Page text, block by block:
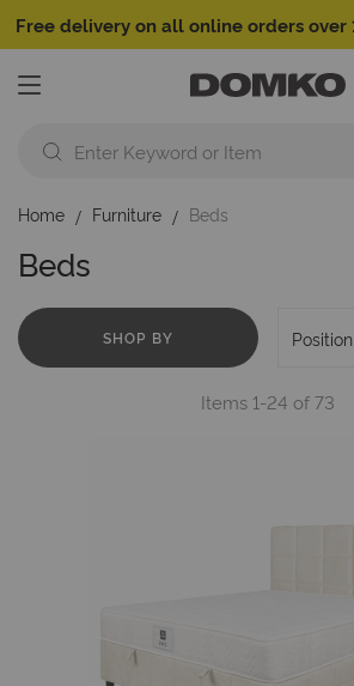
Free delivery on all online orders
Home Furniture Beds
Beds
SHOP BY
Items 1-24 of73